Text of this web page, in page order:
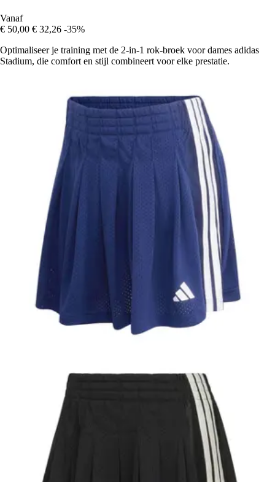
Vanaf
€ 50,00 € 32,26 -35%
Optimaliseer je training met de 2-in-1 rok-broek voor dames adidas
Stadium, die comfort en stijl combineert voor elke prestatie.